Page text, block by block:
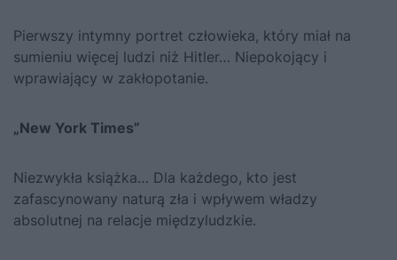
Pierwszy intymny portret człowieka, który miał na
sumieniu więcej ludzi niż Hitler… Niepokojący i
wprawiający w zakłopotanie.
„New York Times”
Niezwykła książka… Dla każdego, kto jest
zafascynowany naturą zła i wpływem władzy
absolutnej na relacje międzyludzkie.